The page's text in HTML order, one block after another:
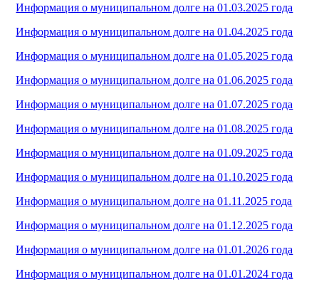
Информация о муниципальном долге на 01.03.2025 года
Информация о муниципальном долге на 01.04.2025 года
Информация о муниципальном долге на 01.05.2025 года
Информация о муниципальном долге на 01.06.2025 года
Информация о муниципальном долге на 01.07.2025 года
Информация о муниципальном долге на 01.08.2025 года
Информация о муниципальном долге на 01.09.2025 года
Информация о муниципальном долге на 01.10.2025 года
Информация о муниципальном долге на 01.11.2025 года
Информация о муниципальном долге на 01.12.2025 года
Информация о муниципальном долге на 01.01.2026 года
Информация о муниципальном долге на 01.01.2024 года